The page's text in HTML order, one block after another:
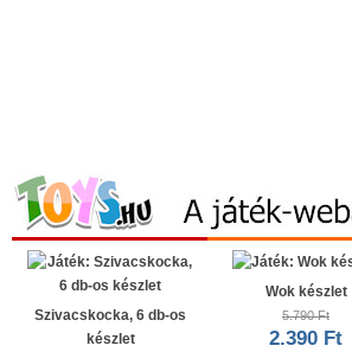
Szivacskocka, 6 db-os
készlet
Wok készlet
5.790 Ft
2.390 Ft